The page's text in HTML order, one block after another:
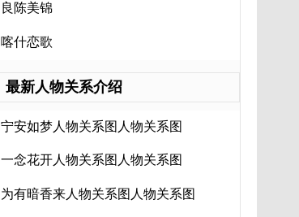
良陈美锦
喀什恋歌
最新人物关系介绍
宁安如梦人物关系图人物关系图
一念花开人物关系图人物关系图
为有暗香来人物关系图人物关系图